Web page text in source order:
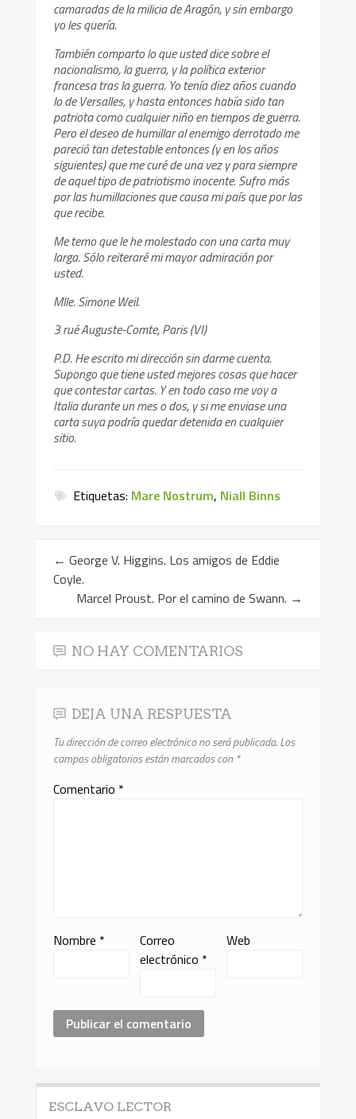
camaradas de la milicia de Aragón, y sin embargo
yo les quería.
También comparto lo que usted dice sobre el
nacionalismo, la guerra, y la política exterior
francesa tras la guerra. Yo tenía diez años cuando
lo de Versalles, y hasta entonces había sido tan
patriota como cualquier niño en tiempos de guerra.
Pero el deseo de humillar al enemigo derrotado me
pareció tan detestable entonces (y en los años
siguientes) que me curé de una vez y para siempre
de aquel tipo de patriotismo inocente. Sufro más
por las humillaciones que causa mi país que por las
que recibe.
Me temo que le he molestado con una carta muy
larga. Sólo reiteraré mi mayor admiración por
usted.
Mlle. Simone Weil.
3 rué Auguste-Comte, Paris (VI)
P.D. He escrito mi dirección sin darme cuenta.
Supongo que tiene usted mejores cosas que hacer
que contestar cartas. Y en todo caso me voy a
Italia durante un mes o dos, y si me enviase una
carta suya podría quedar detenida en cualquier
sitio.
Etiquetas: Mare Nostrum, Niall Binns
← George V. Higgins. Los amigos de Eddie
Coyle.
Marcel Proust. Por el camino de Swann. →
NO HAY COMENTARIOS
DEJA UNA RESPUESTA
Tu dirección de correo electrónico no será publicada.Los
campos obligatorios están marcados con *
Comentario *
Nombre *
Correo
electrónico *
Web
ESCLAVO LECTOR